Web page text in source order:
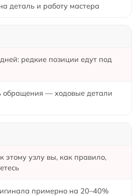
деталь и работу мастера
редкие позиции едут под
обращения — ходовые детали
этому узлу вы, как правило,
примерно на 20–40%